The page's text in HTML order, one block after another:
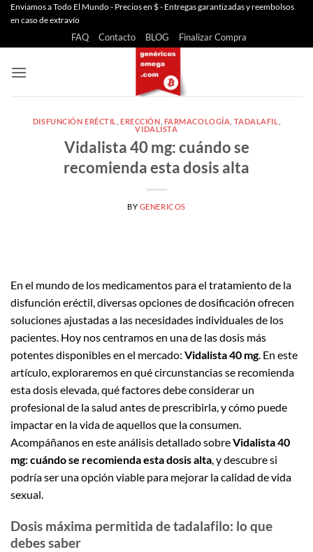
Saltar
Enviamos a Todo El Mundo - Precios en $ - Entregas garantizadas y reembolsos
en caso de extravío
FAQ Contacto BLOG Finalizar Compra
DISFUNCIÓN ERÉCTIL ,ERECCIÓN FARMACOLOGÍA TADALAFIL
VIDALISTA
Vidalista 40 mg: cuándo se
recomienda esta dosis alta
BY GENERICOS
En el mundo de los medicamentos para el tratamiento de la
disfunción eréctil, diversas opciones de dosificación ofrecen
soluciones ajustadas a las necesidades individuales de los
pacientes. Hoy nos centramos en una de las dosis más
potentes disponibles en el mercado: Vidalista 40 mg. En este
artículo, exploraremos en qué circunstancias se recomienda
esta dosis elevada, qué factores debe considerar un
profesional de la salud antes de prescribirla, y cómo puede
impactar en la vida de aquellos que la consumen.
Acompáñanos en este análisis detallado sobreVidalista 40
mg: cuándo se recomienda esta dosis alta, y descubre si
podría ser una opción viable para mejorar la calidad de vida
sexual.
Dosis máxima permitida de tadalafilo: lo que
debes saber